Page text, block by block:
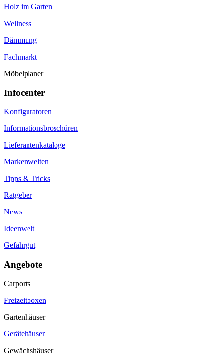
Holz im Garten
Wellness
Dämmung
Fachmarkt
Möbelplaner
Infocenter
Konfiguratoren
Informationsbroschüren
Lieferantenkataloge
Markenwelten
Tipps & Tricks
Ratgeber
News
Ideenwelt
Gefahrgut
Angebote
Carports
Freizeitboxen
Gartenhäuser
Gerätehäuser
Gewächshäuser